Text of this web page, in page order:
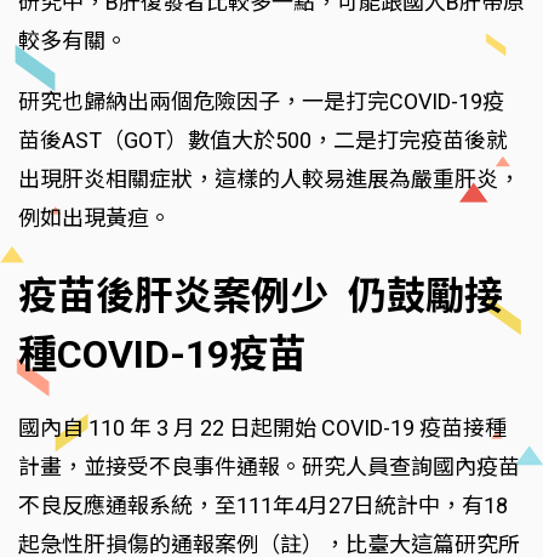
較多有關。
研究也歸納出兩個危險因子，一是打完COVID-19疫
苗後AST（GOT）數值大於500，二是打完疫苗後就
出現肝炎相關症狀，這樣的人較易進展為嚴重肝炎，
例如出現黃疸。
疫苗後肝炎案例少 仍鼓勵接
種COVID-19疫苗
國內自 110 年 3 月 22 日起開始 COVID-19 疫苗接種
計畫，並接受不良事件通報。研究人員查詢國內疫苗
不良反應通報系統，至111年4月27日統計中，有18
起急性肝損傷的通報案例（註），比臺大這篇研究所